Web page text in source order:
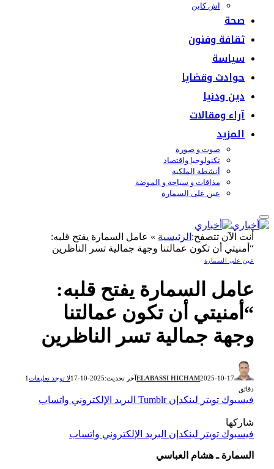
اش كاين
صحة
ثقافة وفنون
سياسة
حوادث وقضايا
دين ودنيا
آراء ومقالات
المزيد
صوت و صورة
تكنولوجيا واقتصاد
أنشطة الملكية
مذاقات و سياحة و الموضة
عين على السمارة
أنت الآن تتصفح:الرئيسية»عامل السمارة يفتح قلبه:
“أمنيتي أن تكون عمالتنا وجهة جمالية تسر الناظرين
عين على السمارة
عامل السمارة يفتح قلبه:
“أمنيتي أن تكون عمالتنا
وجهة جمالية تسر الناظرين
ELABASSI HICHAM2025-10-17 آخر تحديث:2025-10-17 لا توجد تعليقات1
دقائق
فيسبوك تويتر لينكدإن Tumblr البريد الإلكتروني واتساب
شاركها
فيسبوك تويتر لينكدإن البريد الإلكتروني واتساب
السمارة ـ هشام العباسي